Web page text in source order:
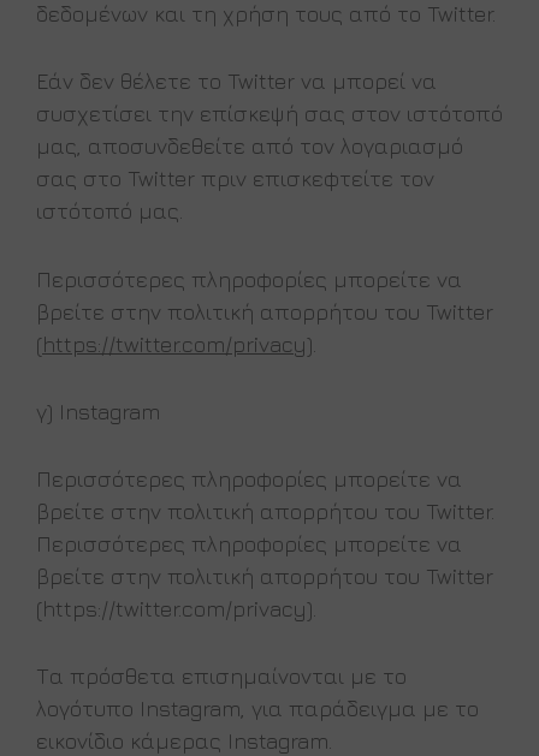
δεδομένων και τη χρήση τους από το Twitter.
Εάν δεν θέλετε το Twitter να μπορεί να
συσχετίσει την επίσκεψή σας στον ιστότοπό
μας, αποσυνδεθείτε από τον λογαριασμό
σας στο Twitter πριν επισκεφτείτε τον
ιστότοπό μας.
Περισσότερες πληροφορίες μπορείτε να
βρείτε στην πολιτική απορρήτου του Twitter
(https://twitter.com/privacy).
γ) Instagram
Περισσότερες πληροφορίες μπορείτε να
βρείτε στην πολιτική απορρήτου του Twitter.
Περισσότερες πληροφορίες μπορείτε να
βρείτε στην πολιτική απορρήτου του Twitter
(https://twitter.com/privacy).
Τα πρόσθετα επισημαίνονται με το
λογότυπο Instagram, για παράδειγμα με το
εικονίδιο κάμερας Instagram.